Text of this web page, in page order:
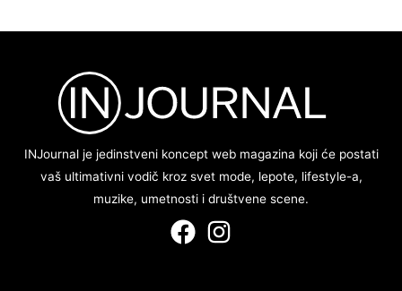
INJournal je jedinstveni koncept web magazina koji će postati
vaš ultimativni vodič kroz svet mode, lepote, lifestyle-a,
muzike, umetnosti i društvene scene.